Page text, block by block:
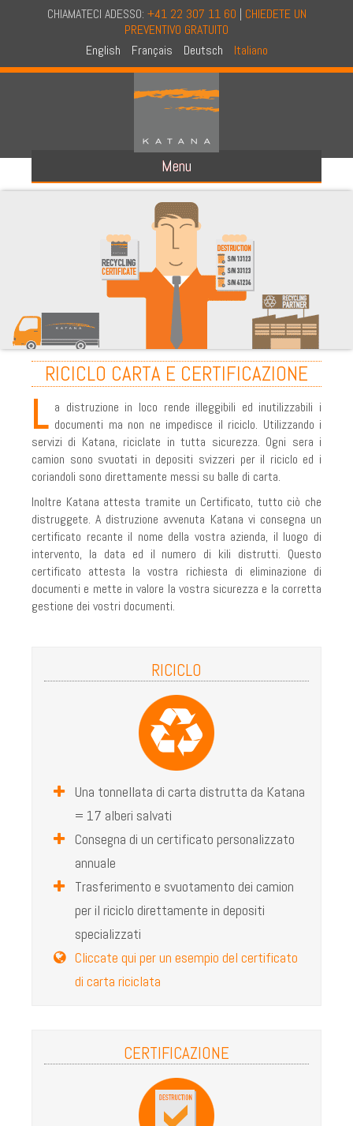
CHIAMATECI ADESSO: +41 22 307 11 60 | CHIEDETE UN
PREVENTIVO GRATUITO
English
Français Deutsch Italiano
Menu
A PROPOSITO DI NOI
A PROPOSITO DI KATANA
FILOSOFIA E STORIA
AUDIT IN CONFIDENZIALITA
CERTIFICATO NAID
COPERTURA NAZIONALE
RICICLO CARTA E CERTIFICAZIONE
DOVE SIAMO - CONTACT
I NOSTRI CAMION
PARTNERS
TERMINI E CONDIZIONI
INDUSTRIA
DISTRUZIONE CARTA IN LOCO
DISTRUZIONE DI ARCHIVI
SERVIZIO CONTINUO
DISTRUZIONE DIGITALE
SOLUZIONE KATANA PER I DATA CENTERS
RICICLO CARTA E CERTIFICAZIONE
L a distruzione in loco rende illeggibili ed inutilizzabili i
documenti ma non ne impedisce il riciclo. Utilizzando i
servizi di Katana, riciclate in tutta sicurezza. Ogni sera i
camion sono svuotati in depositi svizzeri per il riciclo ed i
coriandoli sono direttamente messi su balle di carta.
Inoltre Katana attesta tramite un Certificato, tutto ciò che
distruggete. A distruzione avvenuta Katana vi consegna un
certificato recante il nome della vostra azienda, il luogo di
intervento, la data ed il numero di kili distrutti. Questo
certificato attesta la vostra richiesta di eliminazione di
documenti e mette in valore la vostra sicurezza e la corretta
gestione dei vostri documenti.
RICICLO
Una tonnellata di carta distrutta da Katana
= 17 alberi salvati
Consegna di un certificato personalizzato
annuale
Trasferimento e svuotamento dei camion
per il riciclo direttamente in depositi
specializzati
Cliccate qui per un esempio del certificato
di carta riciclata
CERTIFICAZIONE